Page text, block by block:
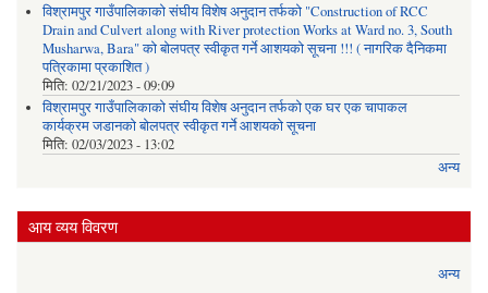
विश्रामपुर गाउँपालिकाको संघीय विशेष अनुदान तर्फको "Construction of RCC
Drain and Culvert along with River protection Works at Ward no. 3, South
Musharwa, Bara" को बोलपत्र स्वीकृत गर्ने आशयको सूचना !!! ( नागरिक दैनिकमा
पत्रिकामा प्रकाशित )
मिति: 02/21/2023 - 09:09
विश्रामपुर गाउँपालिकाको संघीय विशेष अनुदान तर्फको एक घर एक चापाकल
कार्यक्रम जडानको बोलपत्र स्वीकृत गर्ने आशयको सूचना
मिति: 02/03/2023 - 13:02
अन्य
आय व्यय विवरण
अन्य